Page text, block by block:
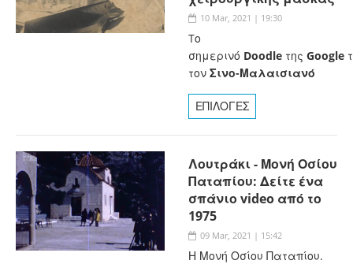
10 Mar, 2021 | 19:30
Tο
σημερινό Doodle της Google
τον Σινο-Μαλαισιανό
ΕΠΙΛΟΓΕΣ
Λουτράκι - Μονή Οσίου
Παταπίου: Δείτε ένα
σπάνιο video από το
1975
09 Mar, 2021 | 15:42
Η Μονή Οσίου Παταπίου.